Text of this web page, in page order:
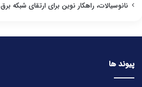
نانوسیالات، راهکار نوین برای ارتقای شبکه برق
پیوند ها